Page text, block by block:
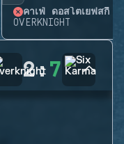
คาเฟ่ ดอสโตเยฟสกี้
OVERKNIGHT
2:7